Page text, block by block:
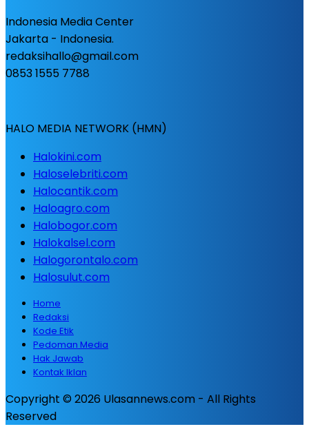
Indonesia Media Center
Jakarta - Indonesia.
redaksihallo@gmail.com
0853 1555 7788
HALO MEDIA NETWORK (HMN)
Halokini.com
Haloselebriti.com
Halocantik.com
Haloagro.com
Halobogor.com
Halokalsel.com
Halogorontalo.com
Halosulut.com
Home
Redaksi
Kode Etik
Pedoman Media
Hak Jawab
Kontak Iklan
Copyright © 2026 Ulasannews.com - All Rights
Reserved